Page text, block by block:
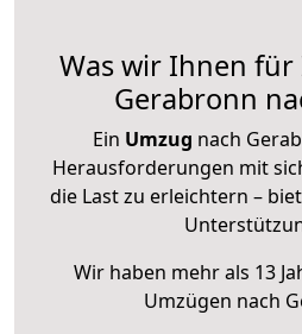
Was wir Ihnen
Gerabronn
Ein Umzug nach
Herausforderungen mit
die Last zu erleichtern –
Wir haben mehr als 13
Umzügen nach